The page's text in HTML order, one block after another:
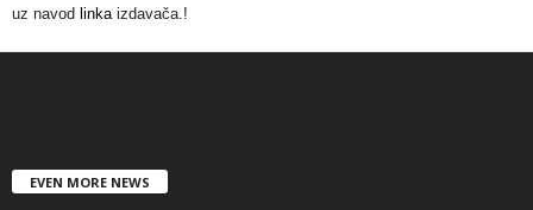
uz navod linkaizdavača.!
EVEN MORE NEWS